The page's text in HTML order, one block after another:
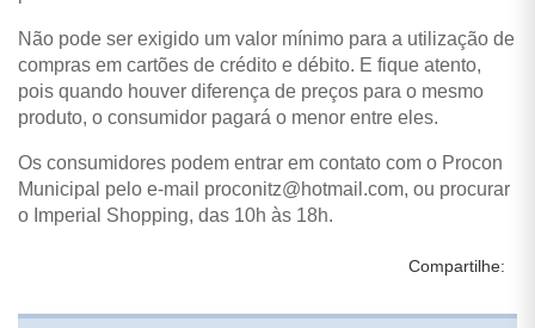
Não pode ser exigido um valor mínimo para a utilização de
compras em cartões de crédito e débito. E fique atento,
pois quando houver diferença de preços para o mesmo
produto, o consumidor pagará o menor entre eles.
Os consumidores podem entrar em contato com o Procon
Municipal pelo e-mail proconitz@hotmail.com, ou procurar
o Imperial Shopping, das 10h às 18h.
Compartilhe: